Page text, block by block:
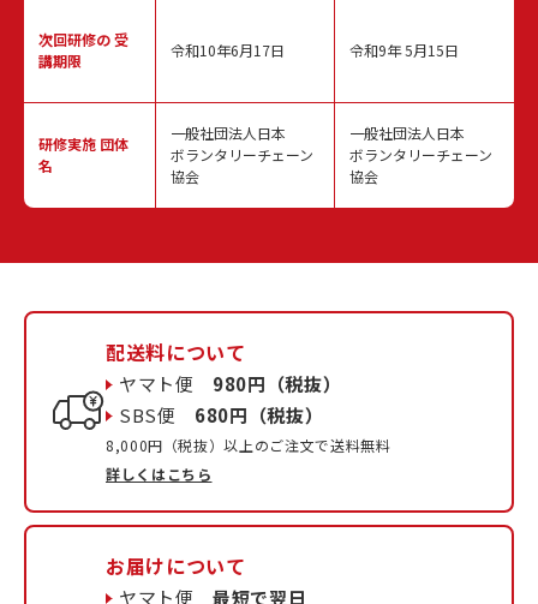
次回研修の受
講期限
研修実施 団体
名
令和10年6月17日
一般社団法人日本
ボランタリーチェーン
協会
令和9年 5月15日
一般社団法人日本
ボランタリーチェーン
協会
配送料について
ヤマト便 980円（税抜）
SBS便 680円（税抜）
8,000円（税抜）以上のご注文で送料無料
詳しくはこちら
お届けについて
ヤマト便最短で翌日